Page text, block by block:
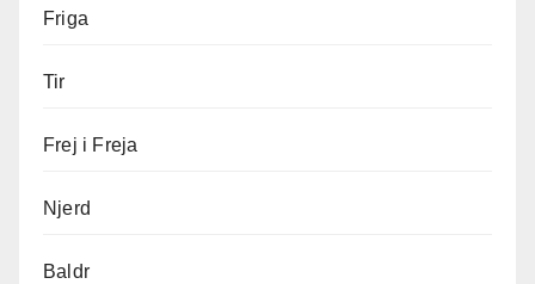
Friga
Tir
Frej i Freja
Njerd
Baldr